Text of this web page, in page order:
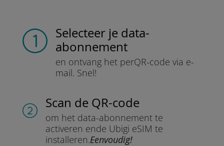
Selecteer je data-
abonnement
en ontvang het perQR-code via e-
mail. Snel!
Scan de QR-code
om het data-abonnement te
activeren ende Ubigi eSIM te
installeren.Eenvoudig!